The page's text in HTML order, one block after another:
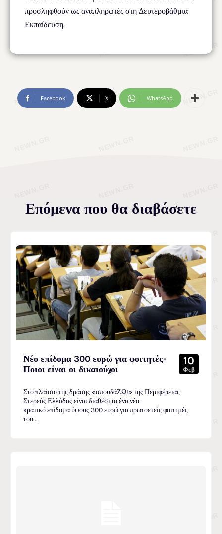
προσληφθούν ως αναπληρωτές στη Δευτεροβάθμια
Εκπαίδευση.
Facebook X WhatsApp
Επόμενα που θα διαβάσετε
Νέο επίδομα 300 ευρώ για φοιτητές-
Ποιοι είναι οι δικαιούχοι
10
Φεβ
Στο πλαίσιο της δράσης «σπουδάΖΩ!» της Περιφέρειας
Στερεάς Ελλάδας είναι διαθέσιμο ένα νέο
κρατικό επίδομα ύψους 300 ευρώ για πρωτοετείς φοιτητές
του...